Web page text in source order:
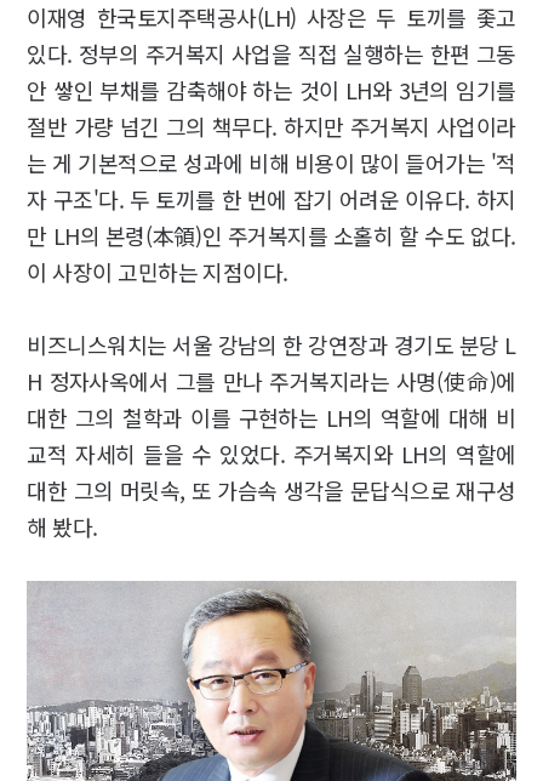
이재영 한국토지주택공사(LH) 사장은 두 토끼를 좇고
있다. 정부의 주거복지 사업을 직접 실행하는 한편 그동
안 쌓인 부채를 감축해야 하는 것이 LH와 3년의 임기를
절반 가량 넘긴 그의 책무다. 하지만 주거복지 사업이라
는 게 기본적으로 성과에 비해 비용이 많이 들어가는 '적
자 구조'다. 두 토끼를 한 번에 잡기 어려운 이유다. 하지
만 LH의 본령(本領)인 주거복지를 소홀히 할 수도 없다.
이 사장이 고민하는 지점이다.
비즈니스워치는 서울 강남의 한 강연장과 경기도 분당 L
H 정자사옥에서 그를 만나 주거복지라는 사명(使命)에
대한 그의 철학과 이를 구현하는 LH의 역할에 대해 비
교적 자세히 들을 수 있었다. 주거복지와 LH의 역할에
대한 그의 머릿속, 또 가슴속 생각을 문답식으로 재구성
해 봤다.